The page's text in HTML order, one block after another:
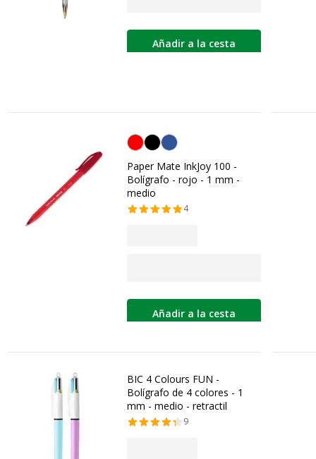
Añadir a la cesta
Rojo
Paper Mate InkJoy 100 -
Bolígrafo - rojo - 1 mm -
medio
4
Añadir a la cesta
BIC 4 Colours FUN -
Bolígrafo de 4 colores - 1
mm - medio - retractil
9